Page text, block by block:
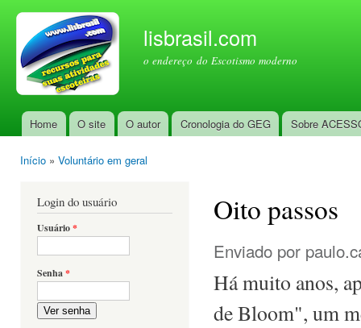
lisbrasil.com
o endereço do Escotismo moderno
Menu principal
Home O site O autor Cronologia do GEG Sobre
Início » Voluntário em geral
Login do usuário
Usuário*
Senha*
Ver senha
Oito passos
Enviado por
Há muito anos,
de Bloom", um